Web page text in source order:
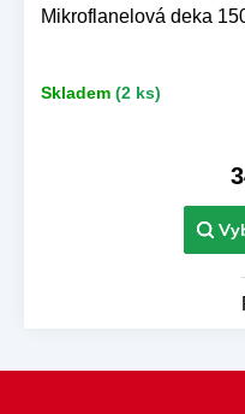
Mikroflanelová deka
Skladem (2 ks)